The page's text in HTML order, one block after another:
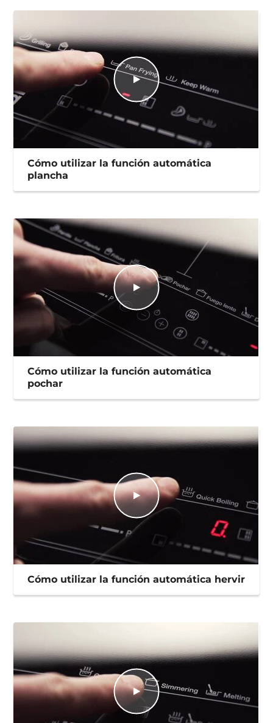
Cómo utilizar la función automática
plancha
Cómo utilizar la función automática
pochar
Cómo utilizar la función automática hervir